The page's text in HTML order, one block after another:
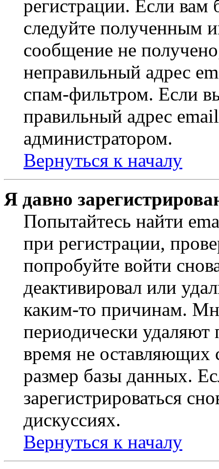
регистрации. Если
следуйте полученным
сообщение не
неправильный адрес
спам-фильтром. Если
правильный адрес
администратором.
Вернуться к началу
Я давно
Попытайтесь найти
при регистрации,
попробуйте войти
деактивировал или
каким-то причинам.
периодически удаляют
время не
размер базы данных.
зарегистрироваться
дискуссиях.
Вернуться к началу